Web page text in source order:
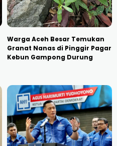
Warga Aceh Besar Temukan
Granat Nanas di Pinggir Pagar
Kebun Gampong Durung